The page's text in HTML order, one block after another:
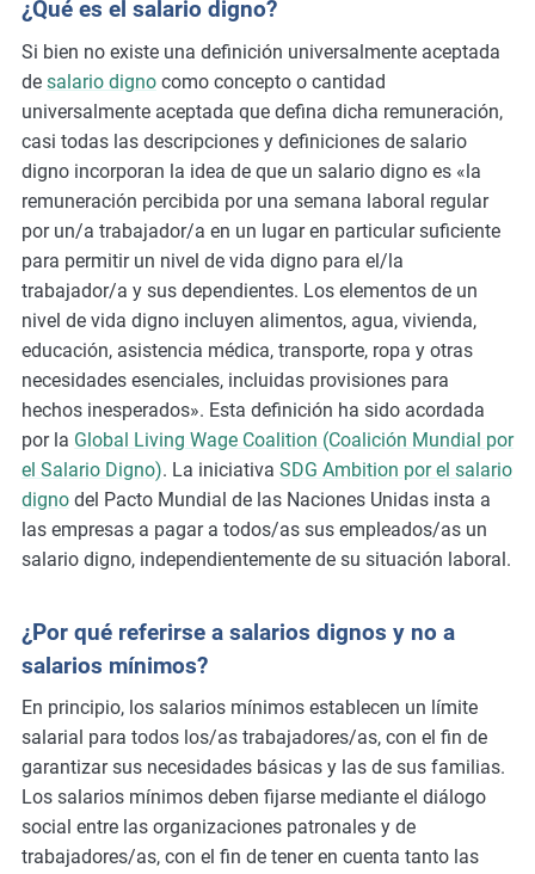
m
o
r
e
¿Qué es el salario digno?
Si bien no existe una definición universalmente aceptada
de salario dignocomo concepto o cantidad
universalmente aceptada que defina dicha remuneración,
casi todas las descripciones y definiciones de salario
digno incorporan la idea de que un salario digno es «la
remuneración percibida por una semana laboral regular
por un/a trabajador/a en un lugar en particular suficiente
para permitir un nivel de vida digno para el/la
trabajador/a y sus dependientes. Los elementos de un
nivel de vida digno incluyen alimentos, agua, vivienda,
educación, asistencia médica, transporte, ropa y otras
necesidades esenciales, incluidas provisiones para
hechos inesperados». Esta definición ha sido acordada
por la Global Living Wage Coalition (Coalición Mundial por
el Salario Digno). La iniciativa SDG Ambition por el salario
dignodel Pacto Mundial de las Naciones Unidas insta a
las empresas a pagar a todos/as sus empleados/as un
salario digno, independientemente de su situación laboral.
¿Por qué referirse a salarios dignos y no a
salarios mínimos?
En principio, los salarios mínimos establecen un límite
salarial para todos los/as trabajadores/as, con el fin de
garantizar sus necesidades básicas y las de sus familias.
Los salarios mínimos deben fijarse mediante el diálogo
social entre las organizaciones patronales y de
trabajadores/as, con el fin de tener en cuenta tanto las